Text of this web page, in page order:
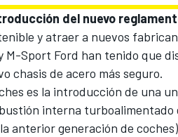
del nuevo
y atraer a nuevos
M-Sport Ford han tenido que
chasis de acero más seguro.
es la introducción de una
interna turboalimentado
anterior generación de